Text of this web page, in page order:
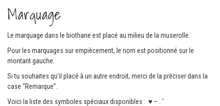
Marquage
Le marquage dans le biothane est placé au milieu de la muserolle.
Pour les marquages sur empiècement, le nom est positionné sur le
montant gauche.
Si tu souhaites qu’il placé à un autre endroit, merci de la préciser dans la
case “Remarque”.
Voici la liste des symboles spéciaux disponibles : ♥ – . ‘